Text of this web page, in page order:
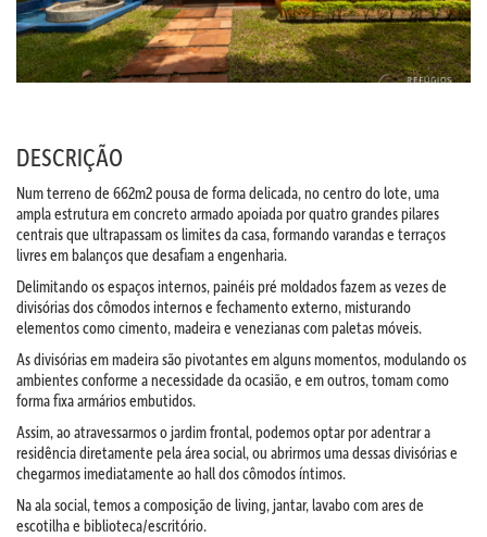
DESCRIÇÃO
Num terreno de 662m2 pousa de forma delicada, no centro do lote, uma
ampla estrutura em concreto armado apoiada por quatro grandes pilares
centrais que ultrapassam os limites da casa, formando varandas e terraços
livres em balanços que desafiam a engenharia.
Delimitando os espaços internos, painéis pré moldados fazem as vezes de
divisórias dos cômodos internos e fechamento externo, misturando
elementos como cimento, madeira e venezianas com paletas móveis.
As divisórias em madeira são pivotantes em alguns momentos, modulando os
ambientes conforme a necessidade da ocasião, e em outros, tomam como
forma fixa armários embutidos.
Assim, ao atravessarmos o jardim frontal, podemos optar por adentrar a
residência diretamente pela área social, ou abrirmos uma dessas divisórias e
chegarmos imediatamente ao hall dos cômodos íntimos.
Na ala social, temos a composição de living, jantar, lavabo com ares de
escotilha e biblioteca/escritório.